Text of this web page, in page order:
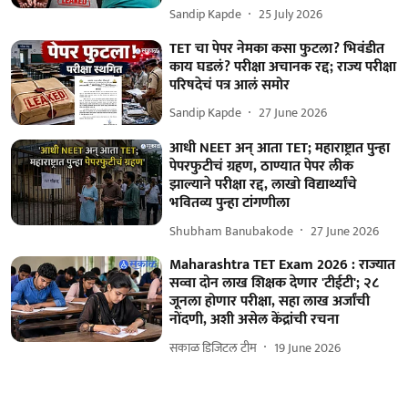
Sandip Kapde 25 July 2026
TET चा पेपर नेमका कसा फुटला? भिवंडीत
काय घडलं? परीक्षा अचानक रद्द; राज्य परीक्षा
परिषदेचं पत्र आलं समोर
Sandip Kapde 27 June 2026
आधी NEET अन् आता TET; महाराष्ट्रात पुन्हा
पेपरफुटीचं ग्रहण, ठाण्यात पेपर लीक
झाल्याने परीक्षा रद्द, लाखो विद्यार्थ्यांचे
भवितव्य पुन्हा टांगणीला
Shubham Banubakode 27 June 2026
Maharashtra TET Exam 2026 : राज्यात
सव्वा दोन लाख शिक्षक देणार 'टीईटी'; २८
जूनला होणार परीक्षा, सहा लाख अर्जांची
नोंदणी, अशी असेल केंद्रांची रचना
सकाळ डिजिटल टीम 19 June 2026